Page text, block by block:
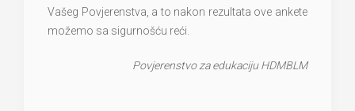
Vašeg Povjerenstva, a to nakon rezultata ove ankete
možemo sa sigurnošću reći.
Povjerenstvo za edukaciju HDMBLM